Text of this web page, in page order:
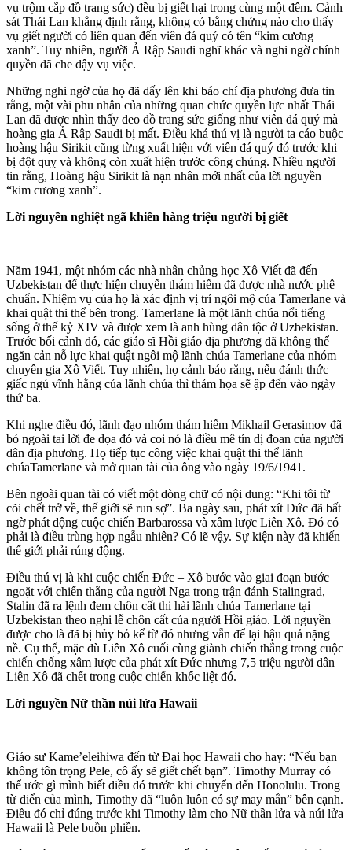
vụ trộm cắp đồ trang sức) đều bị giết hại trong cùng một đêm. Cảnh
sát Thái Lan khẳng định rằng, không có bằng chứng nào cho thấy
vụ giết người có liên quan đến viên đá quý có tên “kim cương
xanh”. Tuy nhiên, người Ả Rập Saudi nghĩ khác và nghi ngờ chính
quyền đã che đậy vụ việc.
Những nghi ngờ của họ đã dấy lên khi báo chí địa phương đưa tin
rằng, một vài phu nhân của những quan chức quyền lực nhất Thái
Lan đã được nhìn thấy đeo đồ trang sức giống như viên đá quý mà
hoàng gia Ả Rập Saudi bị mất. Điều khá thú vị là người ta cáo buộc
hoàng hậu Sirikit cũng từng xuất hiện với viên đá quý đó trước khi
bị đột quỵ và không còn xuất hiện trước công chúng. Nhiều người
tin rằng, Hoàng hậu Sirikit là nạn nhân mới nhất của lời nguyền
“kim cương xanh”.
Lời nguyền nghiệt ngã khiến hàng triệu người bị giết
Năm 1941, một nhóm các nhà nhân chủng học Xô Viết đã đến
Uzbekistan để thực hiện chuyến thám hiểm đã được nhà nước phê
chuẩn. Nhiệm vụ của họ là xác định vị trí ngôi mộ của Tamerlane và
khai quật thi thể bên trong. Tamerlane là một lãnh chúa nổi tiếng
sống ở thế kỷ XIV và được xem là anh hùng dân tộc ở Uzbekistan.
Trước bối cảnh đó, các giáo sĩ Hồi giáo địa phương đã không thể
ngăn cản nỗ lực khai quật ngôi mộ lãnh chúa Tamerlane của nhóm
chuyên gia Xô Viết. Tuy nhiên, họ cảnh báo rằng, nếu đánh thức
giấc ngủ vĩnh hằng của lãnh chúa thì thảm họa sẽ ập đến vào ngày
thứ ba.
Khi nghe điều đó, lãnh đạo nhóm thám hiểm Mikhail Gerasimov đã
bỏ ngoài tai lời đe dọa đó và coi nó là điều mê tín dị đoan của người
dân địa phương. Họ tiếp tục công việc khai quật thi thể lãnh
chúaTamerlane và mở quan tài của ông vào ngày 19/6/1941.
Bên ngoài quan tài có viết một dòng chữ có nội dung: “Khi tôi từ
cõi chết trở về, thế giới sẽ run sợ”. Ba ngày sau, phát xít Đức đã bất
ngờ phát động cuộc chiến Barbarossa và xâm lược Liên Xô. Đó có
phải là điều trùng hợp ngẫu nhiên? Có lẽ vậy. Sự kiện này đã khiến
thế giới phải rúng động.
Điều thú vị là khi cuộc chiến Đức – Xô bước vào giai đoạn bước
ngoặt với chiến thắng của người Nga trong trận đánh Stalingrad,
Stalin đã ra lệnh đem chôn cất thi hài lãnh chúa Tamerlane tại
Uzbekistan theo nghi lễ chôn cất của người Hồi giáo. Lời nguyền
được cho là đã bị hủy bỏ kể từ đó nhưng vẫn để lại hậu quả nặng
nề. Cụ thể, mặc dù Liên Xô cuối cùng giành chiến thắng trong cuộc
chiến chống xâm lược của phát xít Đức nhưng 7,5 triệu người dân
Liên Xô đã chết trong cuộc chiến khốc liệt đó.
Lời nguyền Nữ thần núi lửa Hawaii
Giáo sư Kame’eleihiwa đến từ Đại học Hawaii cho hay: “Nếu bạn
không tôn trọng Pele, cô ấy sẽ giết chết bạn”. Timothy Murray có
thể ước gì mình biết điều đó trước khi chuyển đến Honolulu. Trong
từ điển của mình, Timothy đã “luôn luôn có sự may mắn” bên cạnh.
Điều đó chỉ đúng trước khi Timothy làm cho Nữ thần lửa và núi lửa
Hawaii là Pele buồn phiền.